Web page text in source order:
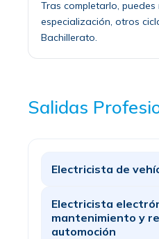
Tras completarlo,
especialización, otros
Bachillerato.
Salidas
Electricista de
Electricista
mantenimiento y
automoción